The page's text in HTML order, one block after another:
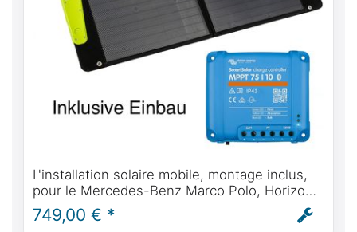
L'installation solaire mobile, montage inclus,
pour le Mercedes-Benz Marco Polo, Horizon,
Activity, Viano à partir de l'année 2004. De
l'énergie solaire autonome pour votre
749,00 € *